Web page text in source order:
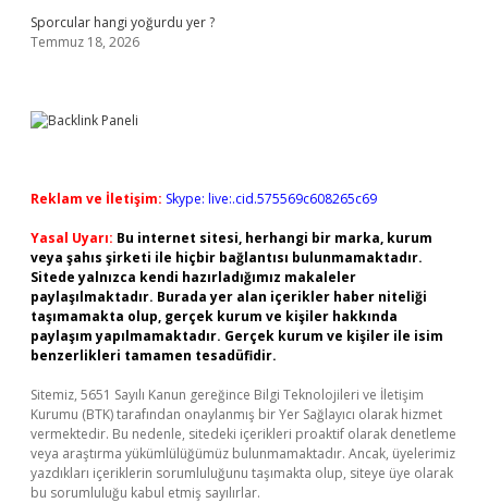
Sporcular hangi yoğurdu yer ?
Temmuz 18, 2026
Reklam ve İletişim: Skype: live:.cid.575569c608265c69
Yasal Uyarı: Bu internet sitesi, herhangi bir marka, kurum
veya şahıs şirketi ile hiçbir bağlantısı bulunmamaktadır.
Sitede yalnızca kendi hazırladığımız makaleler
paylaşılmaktadır. Burada yer alan içerikler haber niteliği
taşımamakta olup, gerçek kurum ve kişiler hakkında
paylaşım yapılmamaktadır. Gerçek kurum ve kişiler ile isim
benzerlikleri tamamen tesadüfidir.
Sitemiz, 5651 Sayılı Kanun gereğince Bilgi Teknolojileri ve İletişim
Kurumu (BTK) tarafından onaylanmış bir Yer Sağlayıcı olarak hizmet
vermektedir. Bu nedenle, sitedeki içerikleri proaktif olarak denetleme
veya araştırma yükümlülüğümüz bulunmamaktadır. Ancak, üyelerimiz
yazdıkları içeriklerin sorumluluğunu taşımakta olup, siteye üye olarak
bu sorumluluğu kabul etmiş sayılırlar.